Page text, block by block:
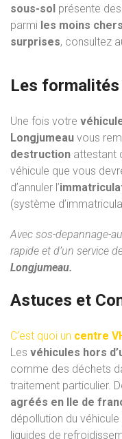
sous-sol présente
parmi les moins chers
surprises, consultez
Les
Une fois votre
Longjumeau vous
destruction attestant
véhicule que vous
d’annuler l’
(système
Avec sos-depannage-
rapide et d’un service
Longjumeau.
Astuces et
C’est quoi un centre
Les véhicules hors
comme des déchets
traitement particulier.
agréés en Ile de
dépollution du
liquides de